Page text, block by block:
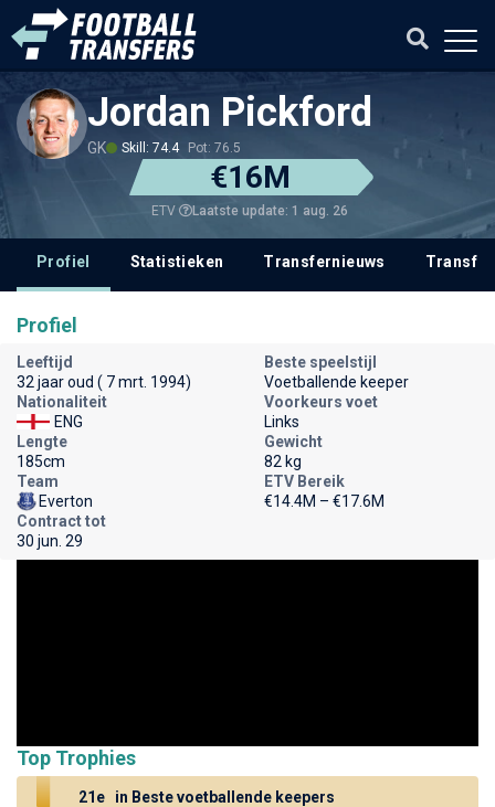
Jordan Pickford
GK Skill: 74.4 Pot: 76.5
€16M
ETV Laatste update: 1 aug. 26
Profiel Statistieken Transfernieuws
Profiel
Leeftijd
32 jaar oud ( 7 mrt. 1994)
Beste speelstijl
Voetballende keeper
Nationaliteit
ENG
Voorkeurs voet
Links
Lengte
185cm
Gewicht
82 kg
Team
Everton
ETV Bereik
€14.4M – €17.6M
Contract tot
30 jun. 29
Top Trophies
21e
in Beste voetballende keepers